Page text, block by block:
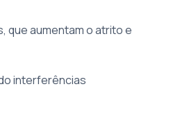
que aumentam o atrito e
interferências